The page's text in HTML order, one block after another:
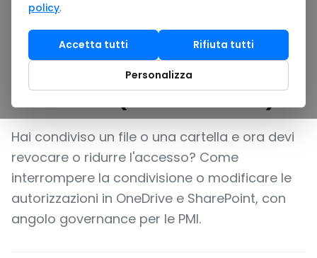
Come interrompere la
condivisione o modificare
le autorizzazioni in
OneDrive (e SharePoint)
Hai condiviso un file o una cartella e ora devi
revocare o ridurre l'accesso? Come
interrompere la condivisione o modificare le
autorizzazioni in OneDrive e SharePoint, con
angolo governance per le PMI.
policy.
Accetta tutti Rifiuta tutti
Personalizza